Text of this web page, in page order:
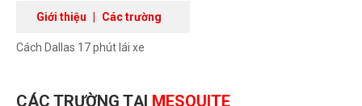
Giới thiệu | Các trường
Cách Dallas 17 phút lái xe
CÁC TRƯỜNG TẠI MESQUITE